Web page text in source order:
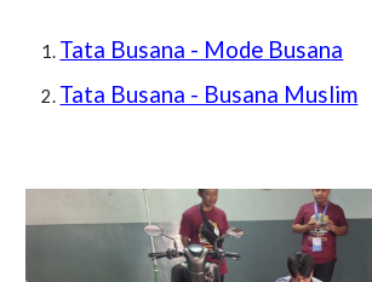
Tata Busana - Mode Busana
Tata Busana - Busana Muslim